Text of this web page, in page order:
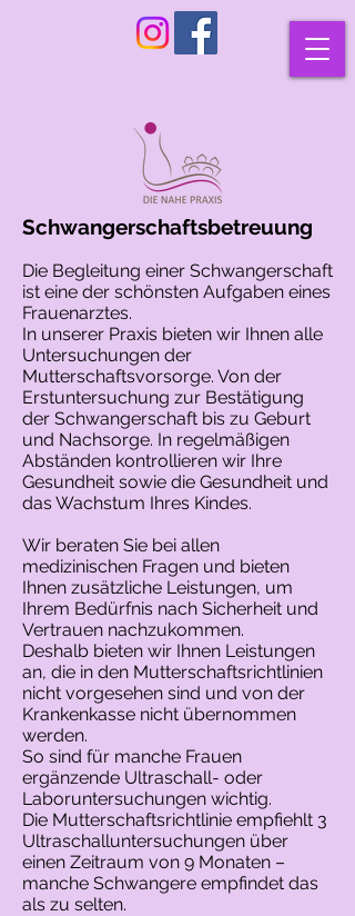
Schwangerschaftsbetreuung
Die Begleitung einer Schwangerschaft
ist eine der schönsten Aufgaben eines
Frauenarztes.
In unserer Praxis bieten wir Ihnen alle
Untersuchungen der
Mutterschaftsvorsorge. Von der
Erstuntersuchung zur Bestätigung
der Schwangerschaft bis zu Geburt
und Nachsorge. In regelmäßigen
Abständen kontrollieren wir Ihre
Gesundheit sowie die Gesundheit und
das Wachstum Ihres Kindes.
Wir beraten Sie bei allen
medizinischen Fragen und bieten
Ihnen zusätzliche Leistungen, um
Ihrem Bedürfnis nach Sicherheit und
Vertrauen nachzukommen.
Deshalb bieten wir Ihnen Leistungen
an, die in den Mutterschaftsrichtlinien
nicht vorgesehen sind und von der
Krankenkasse nicht übernommen
werden.
So sind für manche Frauen
ergänzende Ultraschall- oder
Laboruntersuchungen wichtig.
Die Mutterschaftsrichtlinie empfiehlt 3
Ultraschalluntersuchungen über
einen Zeitraum von 9 Monaten –
manche Schwangere empfindet das
als zu selten.